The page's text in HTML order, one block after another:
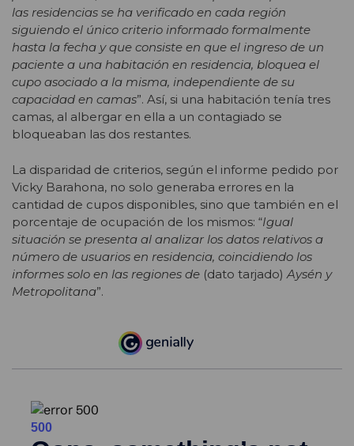
las residencias se ha verificado en cada región
siguiendo el único criterio informado formalmente
hasta la fecha y que consiste en que el ingreso de un
paciente a una habitación en residencia, bloquea el
cupo asociado a la misma, independiente de su
capacidad en camas”. Así, si una habitación tenía tres
camas, al albergar en ella a un contagiado se
bloqueaban las dos restantes.
La disparidad de criterios, según el informe pedido por
Vicky Barahona, no solo generaba errores en la
cantidad de cupos disponibles, sino que también en el
porcentaje de ocupación de los mismos: “Igual
situación se presenta al analizar los datos relativos a
número de usuarios en residencia, coincidiendo los
informes solo en las regiones de (dato tarjado)Aysén y
Metropolitana”.